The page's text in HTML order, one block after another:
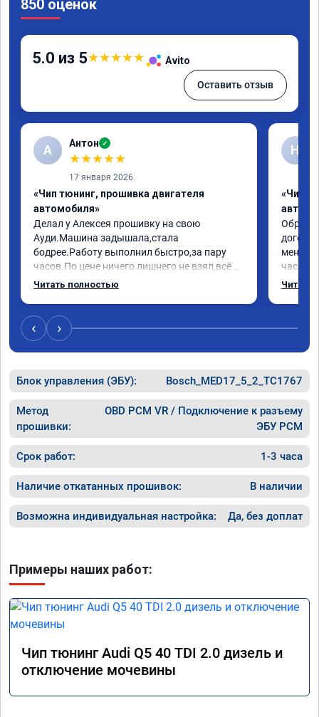
850 оценок
5.0 из 5★★★★★ Avito
Оставить отзыв
А Антон ✓
★★★★★
17 января 2026
«Чип тюнинг, прошивка двигателя
автомобиля»
Делал у Алексея прошивку на свою
Ауди.Машина задышала,стала
бодрее.Работу выполнил быстро,за пару
часов.По цене ничего лишнего не взял,всё
как договаривались заранее.После работы
случае поломки авто.Однозначно
рекомендую Алексея как грамотного
специалиста!
Читать полностью
Н
«Чип
меня
час
Арман
Читать
‹ ›
Блок управления (ЭБУ): Bosch_MED17_5_2_TC1767
Метод
прошивки:
OBD PCM VR / Подключение к разъему
ЭБУ PCM
Срок работ: 1-3 часа
Наличие откатанных прошивок: В наличии
Возможна индивидуальная настройка: Да, без доплат
Примеры наших работ:
Чип тюнинг Audi Q5 40 TDI 2.0 дизель и
отключение мочевины